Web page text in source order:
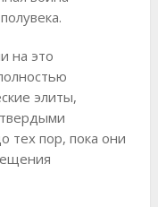
на это
элиты,
тех пор, пока они